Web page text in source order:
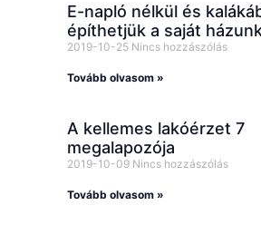
E-napló nélkül és
építhetjük a saját
2019-10-25 Nincs hozzászólás
Tovább olvasom »
A kellemes lakóérzet 7
megalapozója
2019-10-09 Nincs hozzászólás
Tovább olvasom »